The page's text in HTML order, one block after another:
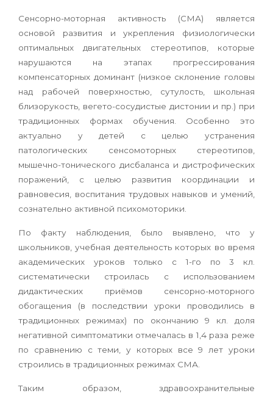
Сенсорно-моторная активность (СМА) является
основой развития и укрепления физиологически
оптимальных двигательных стереотипов, которые
нарушаются на этапах прогрессирования
компенсаторных доминант (низкое склонение головы
над рабочей поверхностью, сутулость, школьная
близорукость, вегето-сосудистые дистонии и пр.) при
традиционных формах обучения. Особенно это
актуально у детей с целью устранения
патологических сенсомоторных стереотипов,
мышечно-тонического дисбаланса и дистрофических
поражений, с целью развития координации и
равновесия, воспитания трудовых навыков и умений,
сознательно активной психомоторики.
По факту наблюдения, было выявлено, что у
школьников, учебная деятельность которых во время
академических уроков только с 1-го по 3 кл.
систематически строилась с использованием
дидактических приёмов сенсорно-моторного
обогащения (в последствии уроки проводились в
традиционных режимах) по окончанию 9 кл. доля
негативной симптоматики отмечалась в 1,4 раза реже
по сравнению с теми, у которых все 9 лет уроки
строились в традиционных режимах СМА.
Таким образом, здравоохранительные